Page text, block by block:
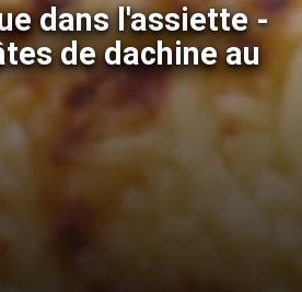
dans l'assiette -
de dachine au